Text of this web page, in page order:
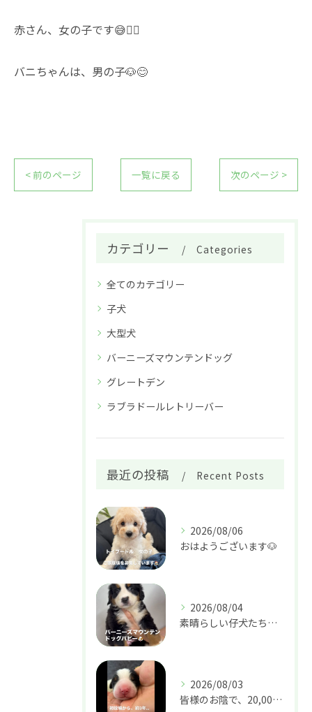
赤さん、女の子です😅🙇‍♂️
バニちゃんは、男の子🐶😊
< 前のページ 一覧に戻る 次のページ >
カテゴリー Categories
全てのカテゴリー
子犬
大型犬
バーニーズマウンテンドッグ
グレートデン
ラブラドールレトリーバー
最近の投稿 Recent Posts
2026/08/06
おはようございます🐶
2026/08/04
素晴らしい仔犬たちがやって来ました🐶🏠
2026/08/03
皆様のお陰で、20,000人の方にフォローして頂ける様になり...